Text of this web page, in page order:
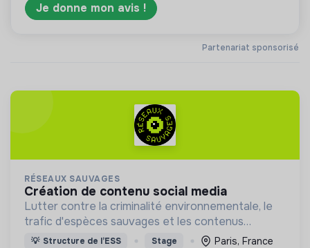
Partenariat sponsorisé
Je donne mon avis !
RÉSEAUX SAUVAGES
création de contenu social media
Lutter contre la criminalité environnementale, le
trafic d'espèces sauvages et les contenus
problématiques sur les réseaux sociaux.
💡 Structure de l’ESS Stage
Paris, France